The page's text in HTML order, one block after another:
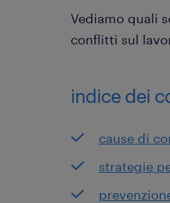
Vediamo quali
conflitti sul
indice dei
cause di
strategie